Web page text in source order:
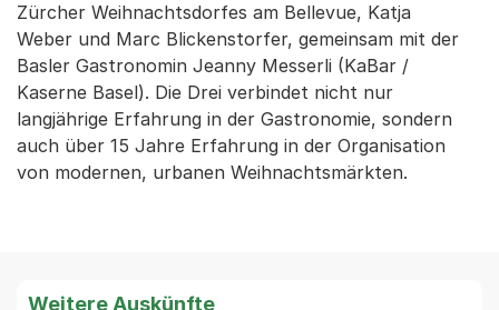
Zürcher Weihnachtsdorfes am Bellevue, Katja
Weber und Marc Blickenstorfer, gemeinsam mit der
Basler Gastronomin Jeanny Messerli (KaBar /
Kaserne Basel). Die Drei verbindet nicht nur
langjährige Erfahrung in der Gastronomie, sondern
auch über 15 Jahre Erfahrung in der Organisation
von modernen, urbanen Weihnachtsmärkten.
Weitere Auskünfte